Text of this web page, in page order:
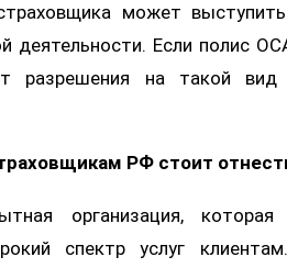
может
деятельности. Если полис
разрешения на такой вид
РФ стоит
организация,
спектр услуг